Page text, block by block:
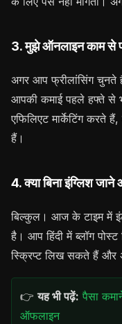
3. मुझे ऑनलाइन काम से
अगर आप फ्रीलांसिंग चुनते
आपकी कमाई पहले हफ्ते से
एफिलिएट मार्केटिंग करते
हैं।
4. क्या बिना इंग्लिश
बिल्कुल। आज के टाइम में
है। आप हिंदी में ब्लॉग
स्क्रिप्ट लिख सकते हैं और
👉यह भी पढ़ें: पैसा
ऑफलाइन